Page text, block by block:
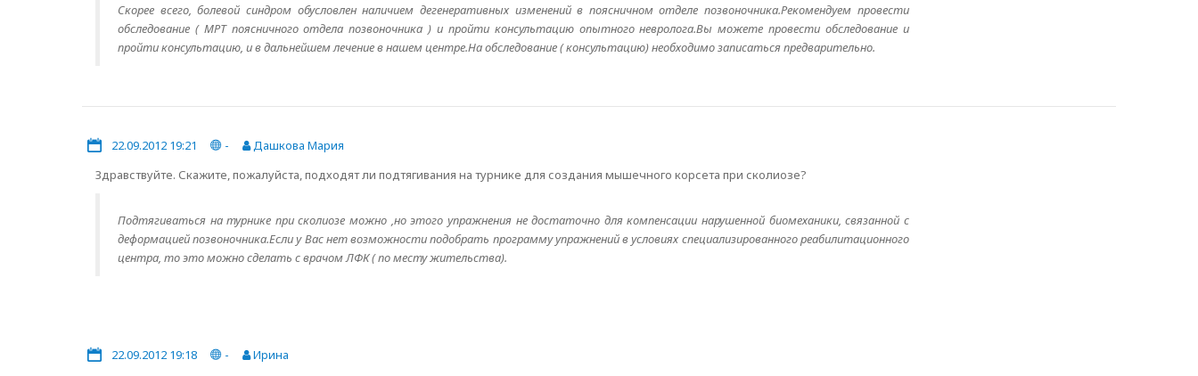
Скорее всего, болевой синдром обусловлен наличием дегенеративных изменений в поясничном отделе позвоночника.Рекомендуем провести
обследование ( МРТ поясничного отдела позвоночника ) и пройти консультацию опытного невролога.Вы можете провести обследование и
пройти консультацию, и в дальнейшем лечение в нашем центре.На обследование ( консультацию) необходимо записаться предварительно.
22.09.2012 19:21 -
Дашкова Мария
Здравствуйте. Скажите, пожалуйста, подходят ли подтягивания на турнике для создания мышечного корсета при сколиозе?
Подтягиваться на турнике при сколиозе можно ,но этого упражнения не достаточно для компенсации нарушенной биомеханики, связанной с
деформацией позвоночника.Если у Вас нет возможности подобрать программу упражнений в условиях специализированного реабилитационного
центра, то это можно сделать с врачом ЛФК ( по месту жительства).
22.09.2012 19:18 -
Ирина